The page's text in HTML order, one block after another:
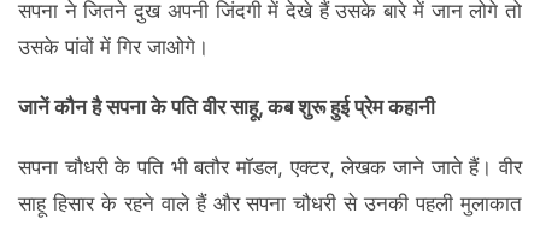
सपना ने जितने दुख अपनी जिंदगी में देखे हैं उसके बारे में जान लोगे तो
उसके पांवों में गिर जाओगे।
जानें कौन है सपना के पति वीर साहू, कब शुरू हुई प्रेम कहानी
सपना चौधरी के पति भी बतौर मॉडल, एक्‍टर, लेखक जाने जाते हैं। वीर
साहू हिसार के रहने वाले हैं और सपना चौधरी से उनकी पहली मुलाकात